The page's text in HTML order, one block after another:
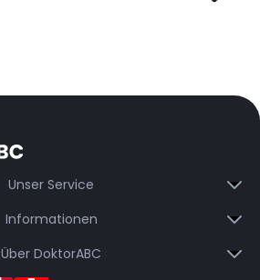
Unser Service
Informationen
Über DoktorABC